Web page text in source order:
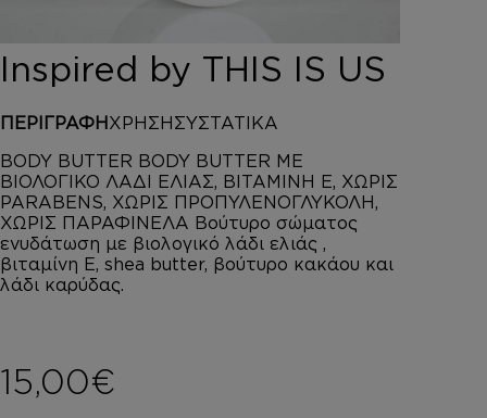
HOROMIA
SPECIAL OFFERS
ΣΥΝΔΕΣΗ
ΚΑΛΑΘΙ
Inspired by THIS IS US
ΠΕΡΙΓΡΑΦΗ ΧΡΗΣΗ ΣΥΣΤΑΤΙΚΑ
BODY BUTTER BODY BUTTER ΜΕ
ΒΙΟΛΟΓΙΚΟ ΛΑΔΙ ΕΛΙΑΣ, ΒΙΤΑΜΙΝΗ Ε, ΧΩΡΙΣ
PARABENS, ΧΩΡΙΣ ΠΡΟΠΥΛΕΝΟΓΛΥΚΟΛΗ,
ΧΩΡΙΣ ΠΑΡΑΦΙΝΕΛΑ Βούτυρο σώματος
ενυδάτωση με βιολογικό λάδι ελιάς ,
βιταμίνη Ε, shea butter, βούτυρο κακάου και
λάδι καρύδας.
15,00€